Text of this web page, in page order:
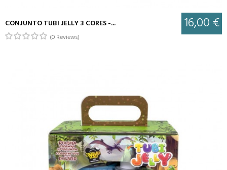
CONJUNTO TUBI JELLY 3 CORES -... 16,00 €
(0 Reviews)